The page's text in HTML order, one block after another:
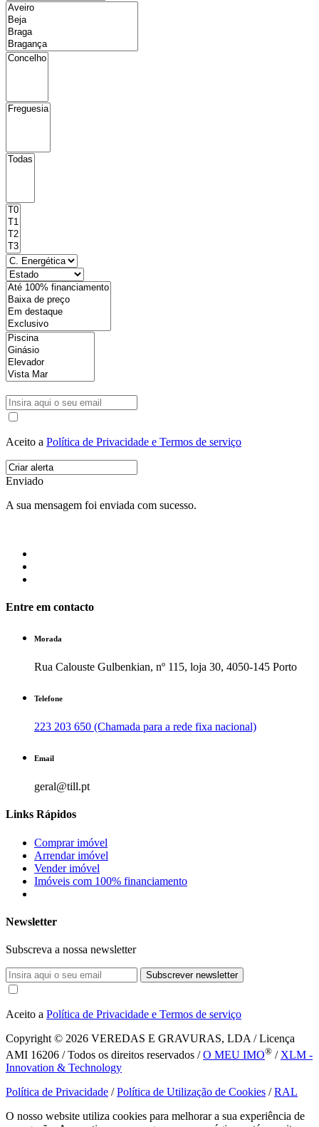
Aceito a Política de Privacidade e Termos de serviço
Enviado
A sua mensagem foi enviada com sucesso.
Entre em contacto
Morada
Rua Calouste Gulbenkian, nº 115, loja 30, 4050-145 Porto
Telefone
223 203 650 (Chamada para a rede fixa nacional)
Email
geral@till.pt
Links Rápidos
Comprar imóvel
Arrendar imóvel
Vender imóvel
Imóveis com 100% financiamento
Newsletter
Subscreva a nossa newsletter
Subscrever newsletter
Aceito a Política de Privacidade e Termos de serviço
Copyright © 2026 VEREDAS E GRAVURAS, LDA / Licença
AMI 16206 / Todos os direitos reservados /O MEU IMO® / XLM -
Innovation & Technology
Política de Privacidade /Política de Utilização de Cookies /RAL
O nosso website utiliza cookies para melhorar a sua experiência de